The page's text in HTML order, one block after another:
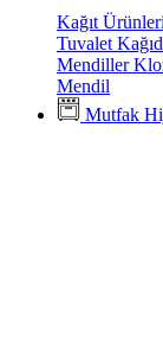
Kağıt Ürünleri
Tuvalet
Mendiller
Mendil
Mutfak